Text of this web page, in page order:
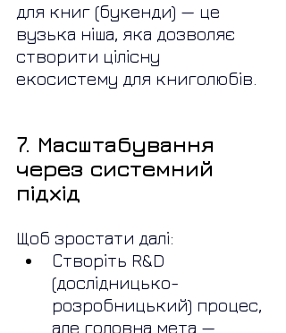
для книг (букенди) — це
вузька ніша, яка дозволяє
створити цілісну
екосистему для книголюбів.
7. Масштабування
через системний
підхід
Щоб зростати далі:
Створіть R&D
(дослідницько-
розробницький) процес,
але головна мета —